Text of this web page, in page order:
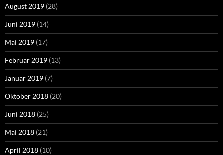
August 2019 (28)
Juni 2019 (14)
Mai 2019 (17)
Februar 2019 (13)
Januar 2019 (7)
Oktober 2018 (20)
Juni 2018 (25)
Mai 2018 (21)
April 2018 (10)